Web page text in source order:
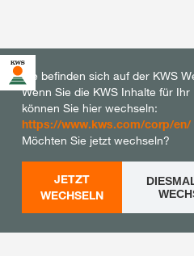
Sie befinden sich auf der KWS
Wenn Sie die KWS Inhalte für Ihr
können Sie hier wechseln:
https://www.kws.com/corp/en/
Möchten Sie jetzt wechseln?
JETZT
WECHSELN